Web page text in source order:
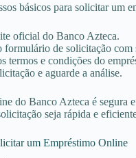
básicos para solicitar um
oficial do Banco Azteca.
formulário de solicitação com
termos e condições do
e aguarde a análise.
do Banco Azteca é segura
seja rápida e
um Empréstimo Online